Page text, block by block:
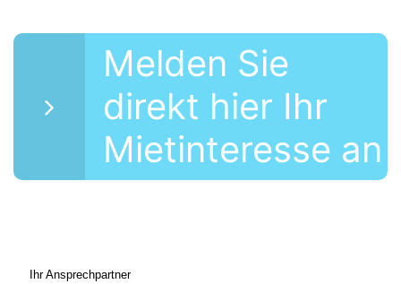
Melden Sie
direkt hier Ihr
Mietinteresse an
Ihr Ansprechpartner